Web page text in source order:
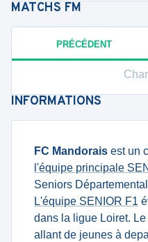
MATCHS FM
PRÉCÉDENT
INFORMATIONS
FC Mandorais est un
l'équipe principale
Seniors
L'équipe SENIOR F1
dans la ligue Loiret.
allant de jeunes à